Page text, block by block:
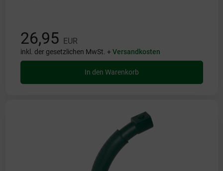
26,95 EUR
inkl. der gesetzlichen MwSt. +Versandkosten
In den Warenkorb